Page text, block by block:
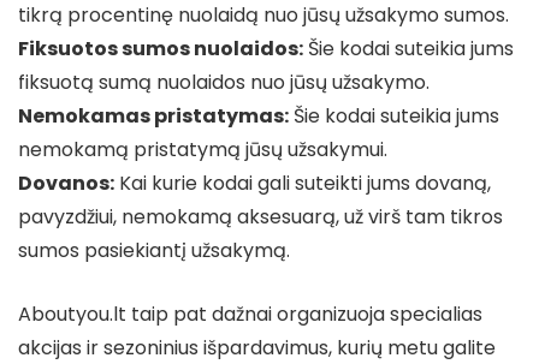
tikrą procentinę nuolaidą nuo jūsų užsakymo sumos.
Fiksuotos sumos nuolaidos: Šie kodai suteikia jums
fiksuotą sumą nuolaidos nuo jūsų užsakymo.
Nemokamas pristatymas: Šie kodai suteikia jums
nemokamą pristatymą jūsų užsakymui.
Dovanos: Kai kurie kodai gali suteikti jums dovaną,
pavyzdžiui, nemokamą aksesuarą, už virš tam tikros
sumos pasiekiantį užsakymą.
Aboutyou.lt taip pat dažnai organizuoja specialias
akcijas ir sezoninius išpardavimus, kurių metu galite